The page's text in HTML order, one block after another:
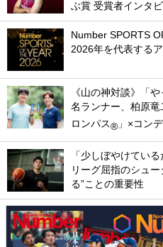
ぶ賞 受賞者インタビ
Number SPORTS
2026年を代表する
《山の神対談》「
名ランナー、柏原
ロンパス® 」×コン
「少しぼやけてい
リーグ屈指のシュ
る”ことの重要性